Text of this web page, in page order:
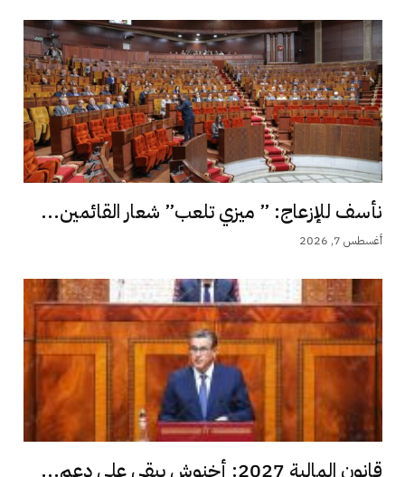
نأسف للإزعاج: ” ميزي تلعب” شعار القائمين...
أغسطس 7, 2026
قانون المالية 2027: أخنوش يبقي على دعم...